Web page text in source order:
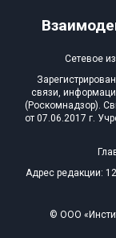
Сетевое
связи,
(Роскомнадзор).
от 07.06.2017 г.
Адрес редакции:
© ООО